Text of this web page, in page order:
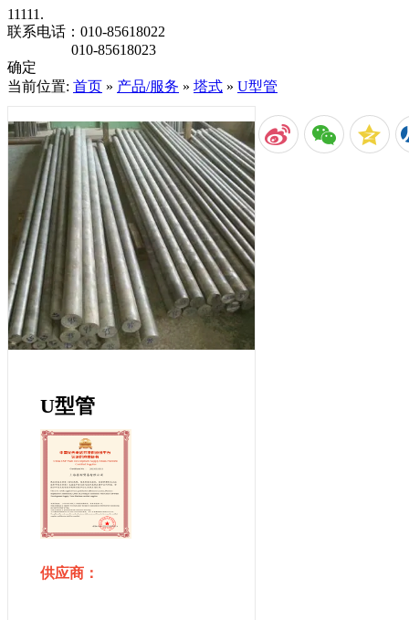
11111.
联系电话： 010-85618022
010-85618023
确定
当前位置: 首页 » 产品/服务 » 塔式 » U型管
U型管
供应商：